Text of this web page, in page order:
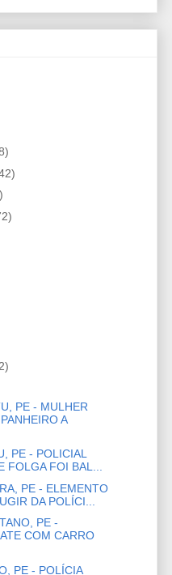
PE - MULHER
A
PE - POLICIAL
FOLGA FOI BAL...
PE - ELEMENTO
DA POLÍCI...
PE -
COM CARRO
PE - POLÍCIA